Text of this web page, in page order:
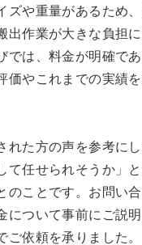
ズや重量があるため
出作業が大きな負担
では、料金が明確で
価やこれまでの実績
れた方の声を参考に
て任せられそうか」
のことです。お問い
について事前にご説
ご依頼を承りました。